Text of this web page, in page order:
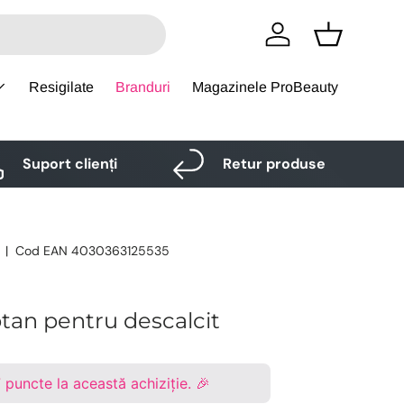
Logare Cos
Resigilate Branduri Magazinele ProBeauty
Suport clienți Retur produse
| Cod EAN 4030363125535
pentru descalcit
puncte la această achiziție. 🎉